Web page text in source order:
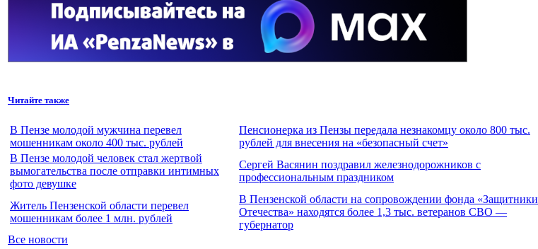
Читайте также
В Пензе молодой мужчина перевел
мошенникам около 400 тыс. рублей
Пенсионерка из Пензы передала незнакомцу около 800 тыс.
рублей для внесения на «безопасный счет»
В Пензе молодой человек стал жертвой
вымогательства после отправки интимных
фото девушке
Сергей Васянин поздравил железнодорожников с
профессиональным праздником
Житель Пензенской области перевел
мошенникам более 1 млн. рублей
В Пензенской области на сопровождении фонда «Защитники
Отечества» находятся более 1,3 тыс. ветеранов СВО —
губернатор
Все новости